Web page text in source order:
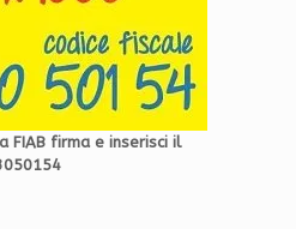
FIAB firma e inserisci il